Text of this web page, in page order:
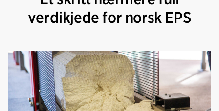
verdikjede for norsk EPS